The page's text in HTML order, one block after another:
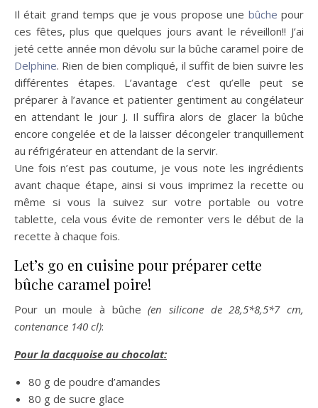
Il était grand temps que je vous propose une bûche pour
ces fêtes, plus que quelques jours avant le réveillon!! J’ai
jeté cette année mon dévolu sur la bûche caramel poire de
Delphine. Rien de bien compliqué, il suffit de bien suivre les
différentes étapes. L’avantage c’est qu’elle peut se
préparer à l’avance et patienter gentiment au congélateur
en attendant le jour J. Il suffira alors de glacer la bûche
encore congelée et de la laisser décongeler tranquillement
au réfrigérateur en attendant de la servir.
Une fois n’est pas coutume, je vous note les ingrédients
avant chaque étape, ainsi si vous imprimez la recette ou
même si vous la suivez sur votre portable ou votre
tablette, cela vous évite de remonter vers le début de la
recette à chaque fois.
Let’s go en cuisine pour préparer cette
bûche caramel poire!
Pour un moule à bûche(en silicone de 28,5*8,5*7 cm,
contenance 140 cl):
Pour la dacquoise au chocolat:
80 g de poudre d’amandes
80 g de sucre glace